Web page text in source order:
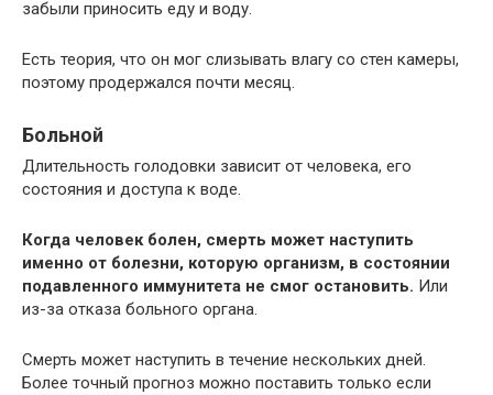
забыли приносить еду и воду.
Есть теория, что он мог слизывать влагу со стен камеры,
поэтому продержался почти месяц.
Больной
Длительность голодовки зависит от человека, его
состояния и доступа к воде.
Когда человек болен, смерть может наступить
именно от болезни, которую организм, в состоянии
подавленного иммунитета не смог остановить. Или
из-за отказа больного органа.
Смерть может наступить в течение нескольких дней.
Более точный прогноз можно поставить только если